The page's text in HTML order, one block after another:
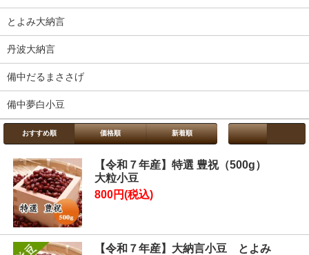
とよみ大納言
丹波大納言
備中だるまささげ
備中夢白小豆
おすすめ順 価格順 新着順
【令和７年産】特選 豊祝（500g）
大粒小豆
800円(税込)
【令和７年産】大納言小豆 とよみ